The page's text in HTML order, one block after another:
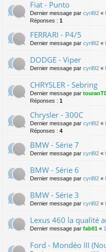
Fiat - Punto
Dernier message par cyril92 «
Réponses : 1
FERRARI - P4/5
Dernier message par cyril92 «
DODGE - Viper
Dernier message par cyril92 «
CHRYSLER - Sebring
Dernier message par
Réponses : 1
Chrysler - 300C
Dernier message par cyril92 «
Réponses : 4
BMW - Série 7
Dernier message par cyril92 «
BMW - Série 6
Dernier message par cyril92 «
BMW - Série 3
Dernier message par cyril92 «
Lexus 460 la qualité
Dernier message par fab01 «
Ford - Mondéo III